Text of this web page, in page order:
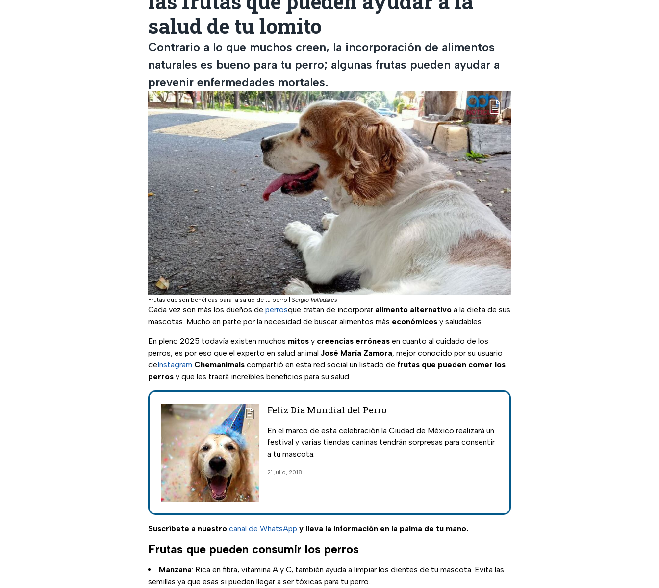
salud de tu lomito
Contrario a lo que muchos creen, la incorporación de alimentos
naturales es bueno para tu perro; algunas frutas pueden ayudar a
prevenir enfermedades mortales.
Frutas que son benéficas para la salud de tu perro Sergio Valladares
Cada vez son más los dueños de perrosque tratan de incorporar alimento alternativo a la dieta de sus
mascotas. Mucho en parte por la necesidad de buscar alimentos más económicos y saludables.
En pleno 2025 todavía existen muchos mitos y creencias erróneas en cuanto al cuidado de los
perros, es por eso que el experto en salud animal José María Zamora, mejor conocido por su usuario
deInstagram Chemanimals compartió en esta red social un listado de frutas que pueden comer los
perros y que les traerá increíbles beneficios para su salud.
Feliz Día Mundial del Perro
En el marco de esta celebración la Ciudad de México realizará un
festival y varias tiendas caninas tendrán sorpresas para consentir
a tu mascota.
21 julio, 2018
Suscríbete a nuestro canal de WhatsApp y lleva la información en la palma de tu mano.
Frutas que pueden consumir los perros
Manzana: Rica en fibra, vitamina A y C, también ayuda a limpiar los dientes de tu mascota. Evita las
semillas ya que esas si pueden llegar a ser tóxicas para tu perro.